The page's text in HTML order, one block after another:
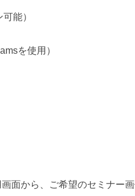
能）
を使用）
面から、 ご希望のセミナー